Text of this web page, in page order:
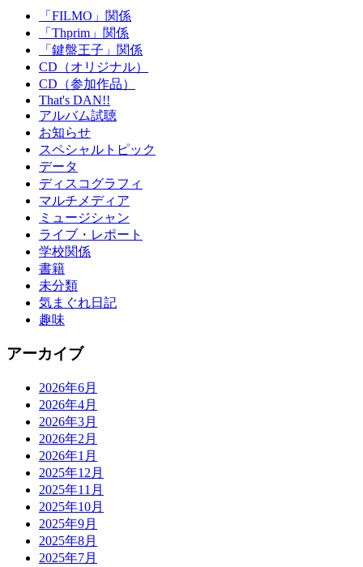
「FILMO」関係
「Thprim」関係
「鍵盤王子」関係
CD（オリジナル）
CD（参加作品）
That's DAN!!
アルバム試聴
お知らせ
スペシャルトピック
データ
ディスコグラフィ
マルチメディア
ミュージシャン
ライブ・レポート
学校関係
書籍
未分類
気まぐれ日記
趣味
アーカイブ
2026年6月
2026年4月
2026年3月
2026年2月
2026年1月
2025年12月
2025年11月
2025年10月
2025年9月
2025年8月
2025年7月